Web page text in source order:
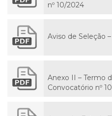
nº 10/2024
Aviso de Seleção
Anexo II – Termo
Convocatório nº